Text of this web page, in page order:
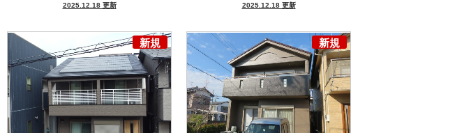
2025.12.18 更新
セメント瓦・洋風コンクリート瓦
2025.12.18 更新
新規 新規